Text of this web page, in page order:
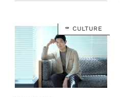
CULTURE